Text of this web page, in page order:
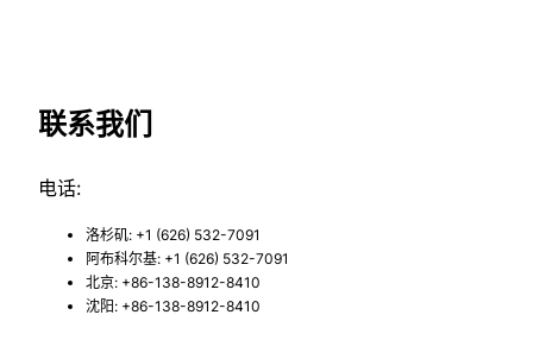
联系我们
电话:
洛杉矶: +1 (626) 532-7091
阿布科尔基: +1 (626) 532-7091
北京: +86-138-8912-8410
沈阳: +86-138-8912-8410